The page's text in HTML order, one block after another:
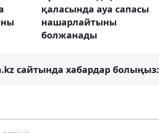
қаласында ауа сапасы
нашарлайтыны
болжанады
сайтында хабардар болыңыз: